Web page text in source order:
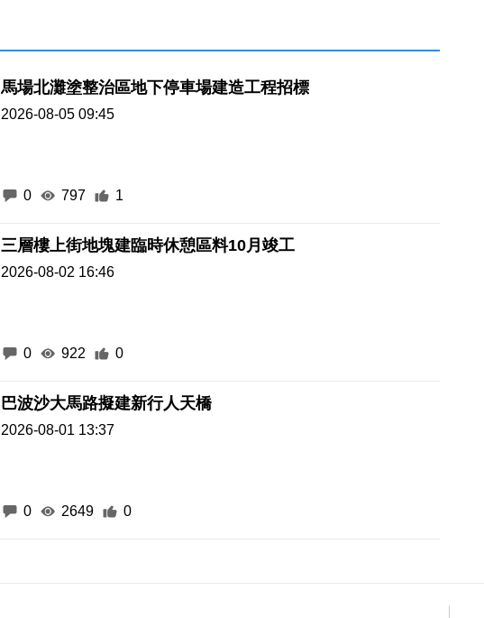
馬場北灘塗整治區地下停車場建造工程招標
2026-08-05 09:45
0 797 1
三層樓上街地塊建臨時休憩區料10月竣工
2026-08-02 16:46
0 922 0
巴波沙大馬路擬建新行人天橋
2026-08-01 13:37
0 2649 0